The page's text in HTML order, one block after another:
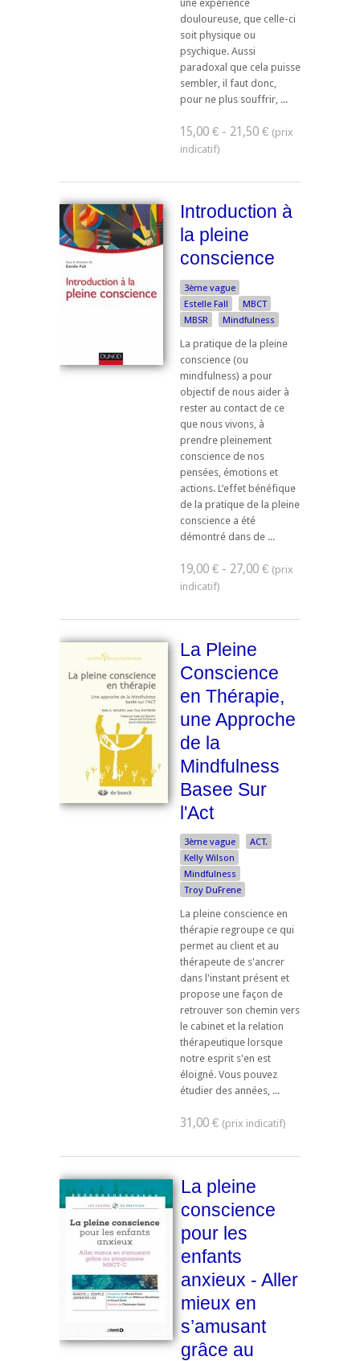
une expérience
douloureuse, que celle-ci
soit physique ou
psychique. Aussi
paradoxal que cela puisse
sembler, il faut donc,
pour ne plus souffrir, ...
15,00 € - 21,50 €
Introduction à
la pleine
conscience
3ème vague
Estelle Fall
MBCT
MBSR
Mindfulness
La pratique de la pleine
conscience (ou
mindfulness) a pour
objectif de nous aider à
rester au contact de ce
que nous vivons, à
prendre pleinement
conscience de nos
pensées, émotions et
actions. L’effet bénéfique
de la pratique de la pleine
conscience a été
démontré dans de ...
19,00 € - 27,00 €
La Pleine
Conscience
en Thérapie,
une Approche
de la
Mindfulness
Basee Sur
l'Act
3ème vague
ACT.
Kelly Wilson
Mindfulness
Troy DuFrene
La pleine conscience en
thérapie regroupe ce qui
permet au client et au
thérapeute de s'ancrer
dans l'instant présent et
propose une façon de
retrouver son chemin vers
le cabinet et la relation
thérapeutique lorsque
notre esprit s'en est
éloigné. Vous pouvez
étudier des années, ...
31,00 €
La pleine
conscience
pour les
enfants
anxieux - Aller
mieux en
s’amusant
grâce au